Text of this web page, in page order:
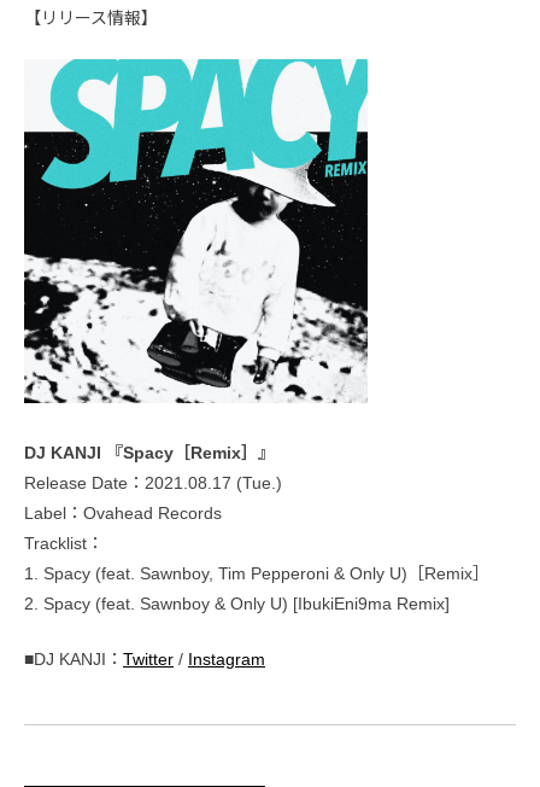
【リリース情報】
DJ KANJI 『Spacy［Remix］』
Release Date：2021.08.17 (Tue.)
Label：Ovahead Records
Tracklist：
1. Spacy (feat. Sawnboy, Tim Pepperoni & Only U)［Remix］
2. Spacy (feat. Sawnboy & Only U) [IbukiEni9ma Remix]
■DJ KANJI： Twitter / Instagram